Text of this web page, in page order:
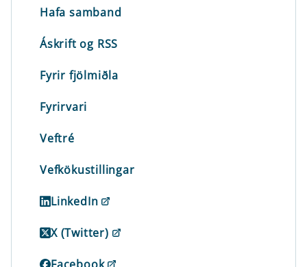
Hafa samband
Áskrift og RSS
Fyrir fjölmiðla
Fyrirvari
Veftré
Vefkökustillingar
LinkedIn
X (Twitter)